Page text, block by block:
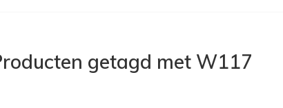
getagd met W117